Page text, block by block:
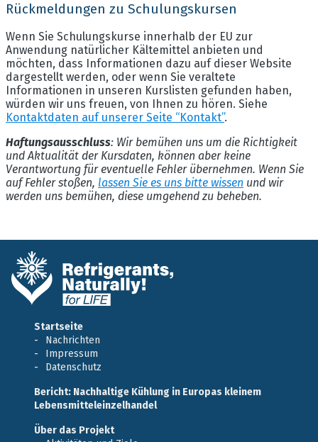
Rückmeldungen zu Schulungskursen
Wenn Sie Schulungskurse innerhalb der EU zur
Anwendung natürlicher Kältemittel anbieten und
möchten, dass Informationen dazu auf dieser Website
dargestellt werden, oder wenn Sie veraltete
Informationen in unseren Kurslisten gefunden haben,
würden wir uns freuen, von Ihnen zu hören. Siehe
Kontaktdaten auf unserer Seite “Kontakt”.
Haftungsausschluss: Wir bemühen uns um die Richtigkeit
und Aktualität der Kursdaten, können aber keine
Verantwortung für eventuelle Fehler übernehmen. Wenn Sie
auf Fehler stoßen, lassen Sie es uns bitte wissen und wir
werden uns bemühen, diese umgehend zu beheben.
Startseite
Nachrichten
Impressum
Datenschutz
Bericht: Nachhaltige Kühlung in Europas kleinem
Lebensmitteleinzelhandel
Über das Projekt